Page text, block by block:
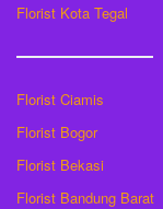
Florist Kota Tegal
Florist Ciamis
Florist Bogor
Florist Bekasi
Florist Bandung Barat